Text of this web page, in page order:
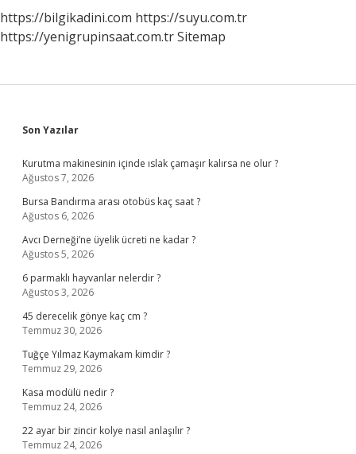
https://bilgikadini.com https://suyu.com.tr
https://yenigrupinsaat.com.trSitemap
Sidebar
Son Yazılar
Kurutma makinesinin içinde ıslak çamaşır kalırsa ne olur ?
Ağustos 7, 2026
Bursa Bandırma arası otobüs kaç saat ?
Ağustos 6, 2026
Avcı Derneği’ne üyelik ücreti ne kadar ?
Ağustos 5, 2026
6 parmaklı hayvanlar nelerdir ?
Ağustos 3, 2026
45 derecelik gönye kaç cm ?
Temmuz 30, 2026
Tuğçe Yılmaz Kaymakam kimdir ?
Temmuz 29, 2026
Kasa modülü nedir ?
Temmuz 24, 2026
22 ayar bir zincir kolye nasıl anlaşılır ?
Temmuz 24, 2026